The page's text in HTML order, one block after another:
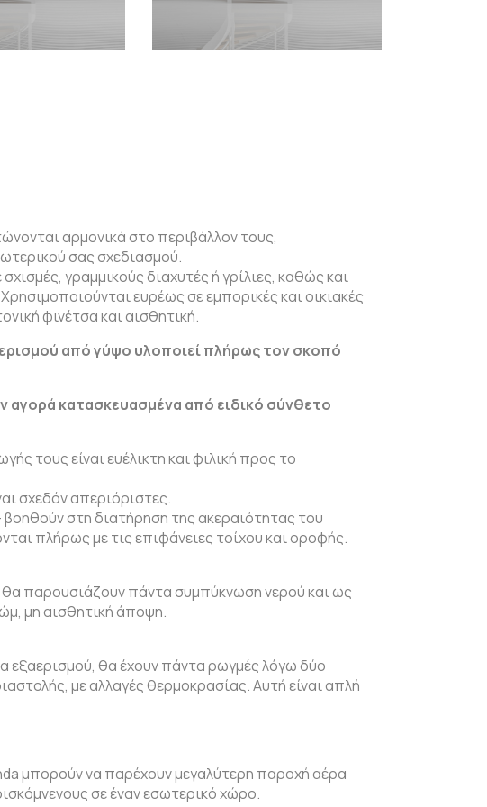
αρμονικά στο περιβάλλον τους,
σας σχεδιασμού.
γραμμικούς διαχυτές ή γρίλιες, καθώς και
ευρέως σε εμπορικές και οικιακές
φινέτσα και αισθητική.
από γύψο υλοποιεί πλήρως τον σκοπό
αγορά κατασκευασμένα από ειδικό σύνθετο
τους είναι ευέλικτη και φιλική προς το
σχεδόν απεριόριστες.
βοηθούν στη διατήρηση της ακεραιότητας του
πλήρως με τις επιφάνειες τοίχου και οροφής.
θα παρουσιάζουν πάντα συμπύκνωση νερού και ως
μη αισθητική άποψη.
εξαερισμού, θα έχουν πάντα ρωγμές λόγω δύο
με αλλαγές θερμοκρασίας. Αυτή είναι απλή
μπορούν να παρέχουν μεγαλύτερη παροχή αέρα
σε έναν εσωτερικό χώρο.